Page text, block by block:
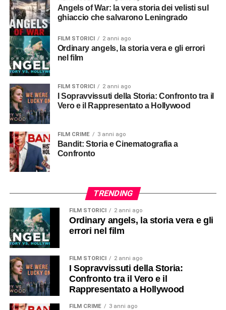
Angels of War: la vera storia dei velisti sul
ghiaccio che salvarono Leningrado
FILM STORICI 2 anni ago
Ordinary angels, la storia vera e gli errori
nel film
FILM STORICI 2 anni ago
Vero e il Rappresentato a Hollywood
FILM CRIME 3 anni ago
Bandit: Storia e Cinematografia a
Confronto
TRENDING
FILM STORICI 2 anni ago
Ordinary angels, la storia vera e gli
errori nel film
FILM STORICI 2 anni ago
I Sopravvissuti della Storia:
Confronto tra il Vero e il
Rappresentato a Hollywood
FILM CRIME 3 anni ago